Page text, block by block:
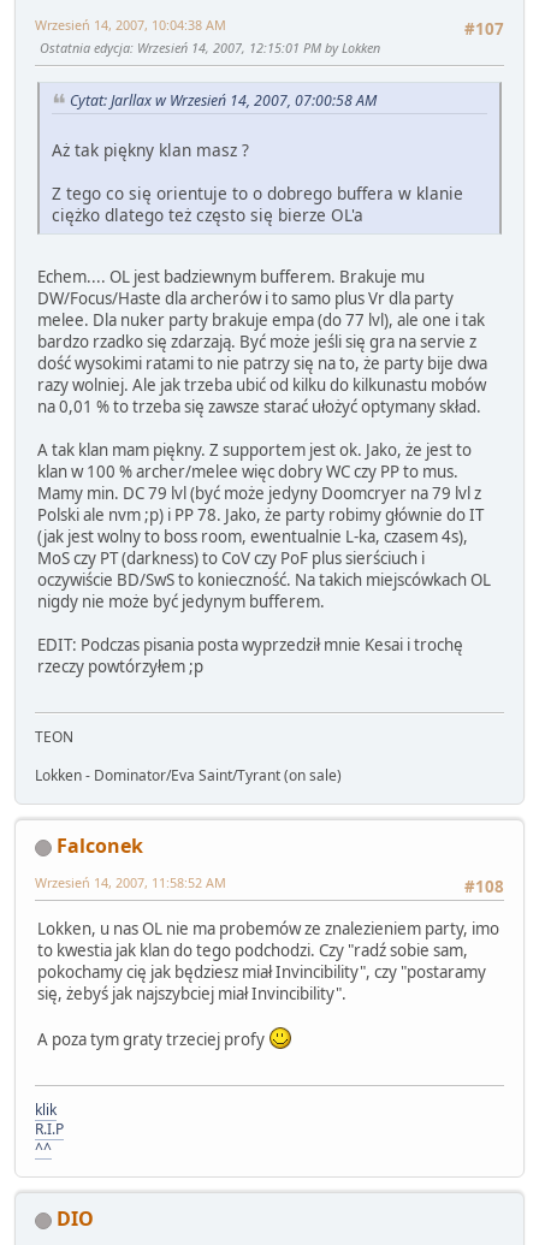
#107
Wrzesień 14, 2007, 10:04:38 AM
Ostatnia edycja: Wrzesień 14, 2007, 12:15:01 PM by Lokken
Cytat: Jarllax w Wrzesień 14, 2007, 07:00:58 AM
Aż tak piękny klan masz ?
Z tego co się orientuje to o dobrego buffera w klanie
ciężko dlatego też często się bierze OL'a
Echem.... OL jest badziewnym bufferem. Brakuje mu
DW/Focus/Haste dla archerów i to samo plus Vr dla party
melee. Dla nuker party brakuje empa (do 77 lvl), ale one i tak
bardzo rzadko się zdarzają. Być może jeśli się gra na servie z
dość wysokimi ratami to nie patrzy się na to, że party bije dwa
razy wolniej. Ale jak trzeba ubić od kilku do kilkunastu mobów
na 0,01 % to trzeba się zawsze starać ułożyć optymany skład.
A tak klan mam piękny. Z supportem jest ok. Jako, że jest to
klan w 100 % archer/melee więc dobry WC czy PP to mus.
Mamy min. DC 79 lvl (być może jedyny Doomcryer na 79 lvl z
Polski ale nvm ;p) i PP 78. Jako, że party robimy głównie do IT
(jak jest wolny to boss room, ewentualnie L-ka, czasem 4s),
MoS czy PT (darkness) to CoV czy PoF plus sierściuch i
oczywiście BD/SwS to konieczność. Na takich miejscówkach OL
nigdy nie może być jedynym bufferem.
EDIT: Podczas pisania posta wyprzedził mnie Kesai i trochę
rzeczy powtórzyłem ;p
TEON
Lokken - Dominator/Eva Saint/Tyrant (on sale)
Falconek
#108
Wrzesień 14, 2007, 11:58:52 AM
Lokken, u nas OL nie ma probemów ze znalezieniem party, imo
to kwestia jak klan do tego podchodzi. Czy "radź sobie sam,
pokochamy cię jak będziesz miał Invincibility", czy "postaramy
się, żebyś jak najszybciej miał Invincibility".
A poza tym graty trzeciej profy
klik
R.I.P
^^
DIO